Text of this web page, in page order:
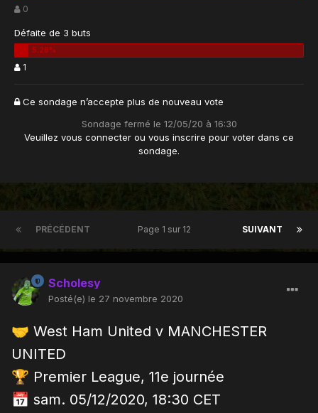
0
Défaite de 3 buts
1
Ce sondage n’accepte plus de nouveau vote
Veuillez vous connecter ou vous inscrire pour voter dans ce
sondage.
Sondage fermé le 12/05/20 à 16:30
PRÉCÉDENT SUIVANT
Page 1 sur 12
Scholesy
Posté(e) le 27 novembre 2020
🤝 West Ham United v MANCHESTER
UNITED
🏆 Premier League, 11e journée
📅 sam. 05/12/2020, 18:30 CET